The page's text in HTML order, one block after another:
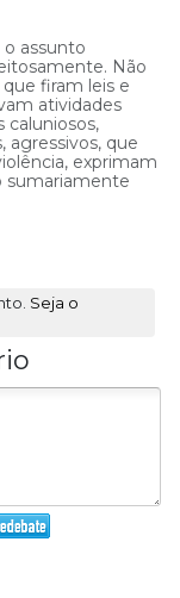
assunto
Não
firam leis e
atividades
caluniosos,
agressivos, que
exprimam
sumariamente
Seja o